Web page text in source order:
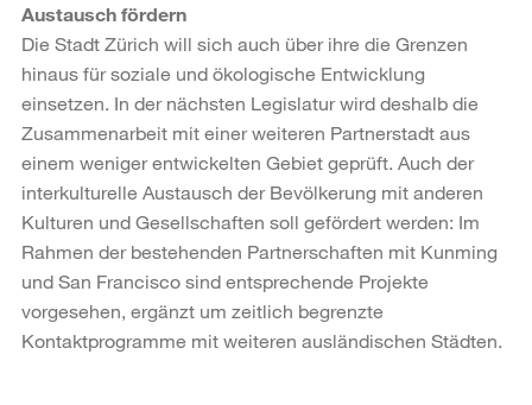
Austausch fördern
Die Stadt Zürich will sich auch über ihre die Grenzen
hinaus für soziale und ökologische Entwicklung
einsetzen. In der nächsten Legislatur wird deshalb die
Zusammenarbeit mit einer weiteren Partnerstadt aus
einem weniger entwickelten Gebiet geprüft. Auch der
interkulturelle Austausch der Bevölkerung mit anderen
Kulturen und Gesellschaften soll gefördert werden: Im
Rahmen der bestehenden Partnerschaften mit Kunming
und San Francisco sind entsprechende Projekte
vorgesehen, ergänzt um zeitlich begrenzte
Kontaktprogramme mit weiteren ausländischen Städten.